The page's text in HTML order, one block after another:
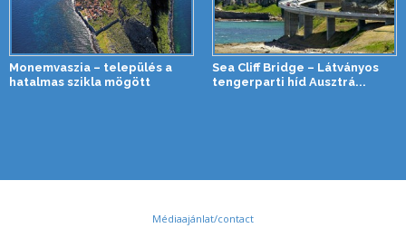
Monemvaszia – település a
hatalmas szikla mögött
Sea Cliff Bridge – Látványos
tengerparti híd Ausztrá...
Médiaajánlat/contact